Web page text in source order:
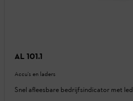
AL 101.1
Accu’s en laders
Snel afleesbare bedrijfsindicator met led